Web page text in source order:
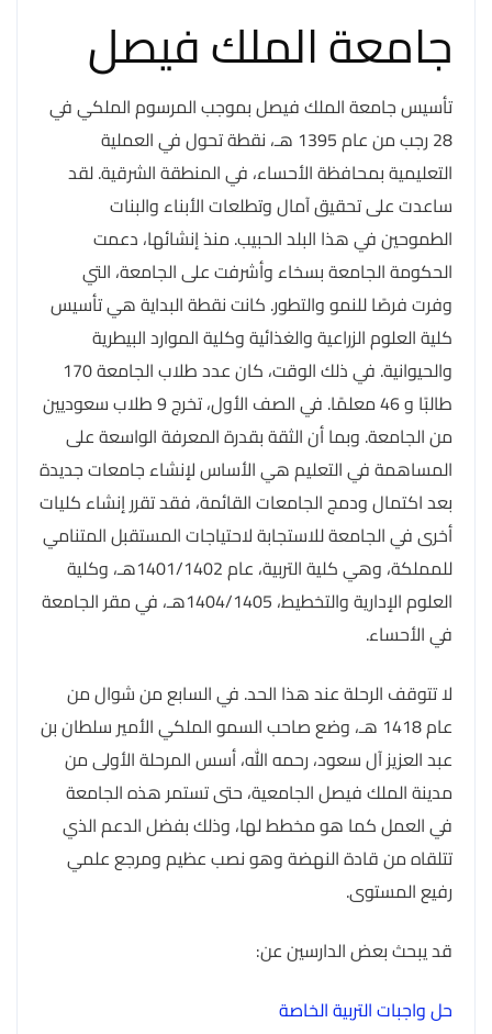
جامعة الملك فيصل
تأسيس جامعة الملك فيصل بموجب المرسوم الملكي في
28 رجب من عام 1395 هـ، نقطة تحول في العملية
التعليمية بمحافظة الأحساء، في المنطقة الشرقية. لقد
ساعدت على تحقيق آمال وتطلعات الأبناء والبنات
الطموحين في هذا البلد الحبيب. منذ إنشائها، دعمت
الحكومة الجامعة بسخاء وأشرفت على الجامعة، التي
وفرت فرصًا للنمو والتطور. كانت نقطة البداية هي تأسيس
كلية العلوم الزراعية والغذائية وكلية الموارد البيطرية
والحيوانية. في ذلك الوقت، كان عدد طلاب الجامعة 170
طالبًا و 46 معلمًا. في الصف الأول، تخرج 9 طلاب سعوديين
من الجامعة. وبما أن الثقة بقدرة المعرفة الواسعة على
المساهمة في التعليم هي الأساس لإنشاء جامعات جديدة
بعد اكتمال ودمج الجامعات القائمة، فقد تقرر إنشاء كليات
أخرى في الجامعة للاستجابة لاحتياجات المستقبل المتنامي
للمملكة، وهي كلية التربية، عام 1401/1402هـ، وكلية
العلوم الإدارية والتخطيط، 1404/1405هـ، في مقر الجامعة
في الأحساء.
لا تتوقف الرحلة عند هذا الحد. في السابع من شوال من
عام 1418 هـ، وضع صاحب السمو الملكي الأمير سلطان بن
عبد العزيز آل سعود، رحمه الله، أسس المرحلة الأولى من
مدينة الملك فيصل الجامعية، حتى تستمر هذه الجامعة
في العمل كما هو مخطط لها، وذلك بفضل الدعم الذي
تتلقاه من قادة النهضة وهو نصب عظيم ومرجع علمي
رفيع المستوى.
قد يبحث بعض الدارسين عن:
حل واجبات التربية الخاصة